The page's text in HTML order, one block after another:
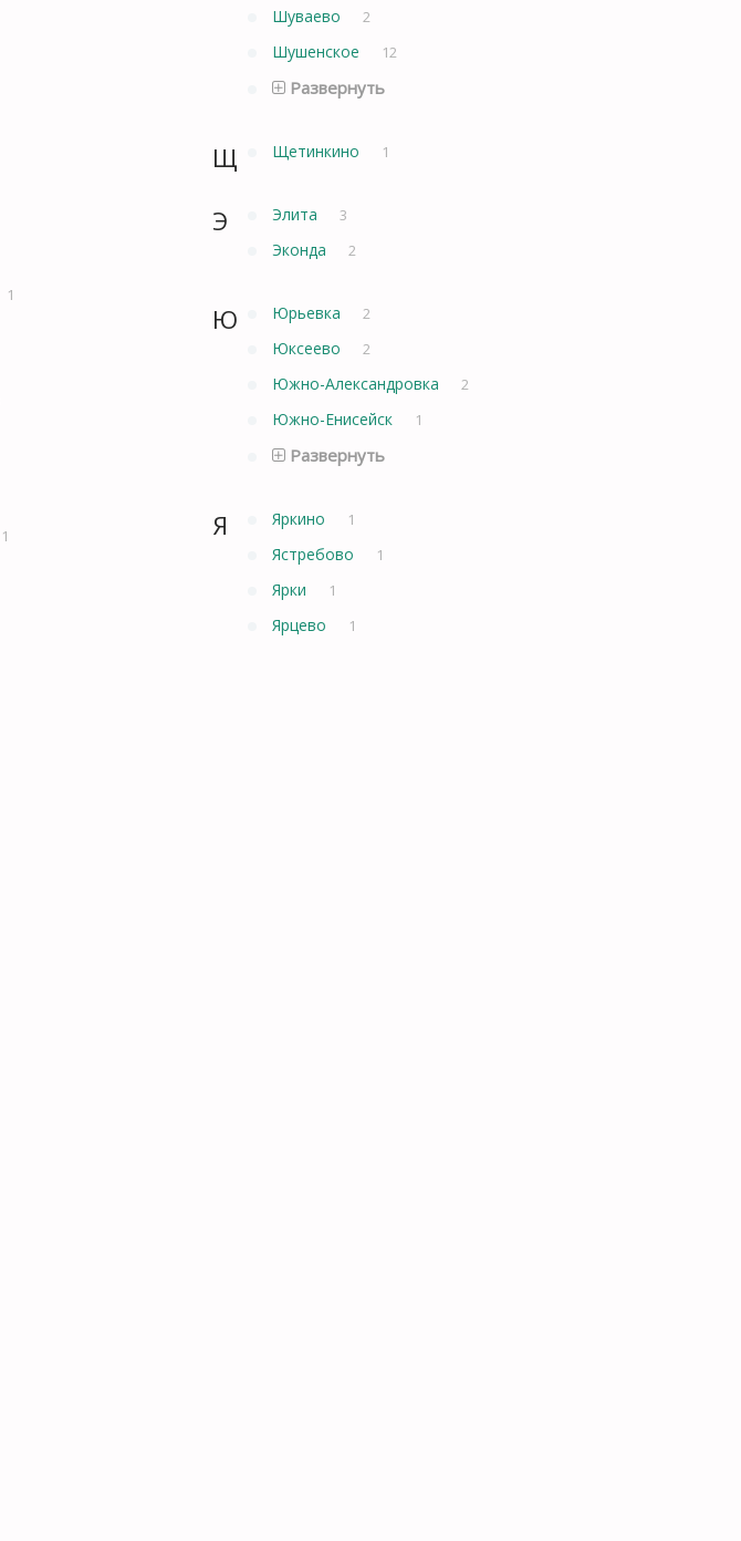
1
1
Шуваево 2
Шушенское 12
Развернуть
Щ Щетинкино 1
Э Элита 3
Эконда 2
Ю Юрьевка 2
Юксеево 2
Южно-Александровка 2
Южно-Енисейск 1
Развернуть
Я Яркино 1
Ястребово 1
Ярки 1
Ярцево 1